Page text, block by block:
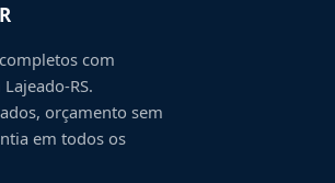
com
Lajeado-RS.
orçamento sem
em todos os